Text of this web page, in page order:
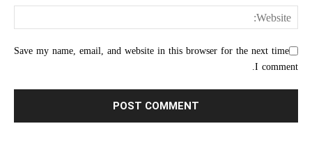
Save my name, email, and website in this browser for the next time
I comment.